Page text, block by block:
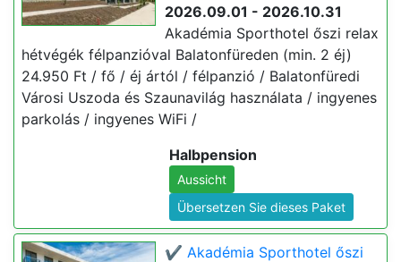
2026.09.01 - 2026.10.31
Akadémia Sporthotel őszi relax
hétvégék félpanzióval Balatonfüreden (min. 2 éj)
24.950 Ft / fő / éj ártól / félpanzió / Balatonfüredi
Városi Uszoda és Szaunavilág használata / ingyenes
parkolás / ingyenes WiFi /
Halbpension
Aussicht
Übersetzen Sie dieses Paket
✔️ Akadémia Sporthotel őszi